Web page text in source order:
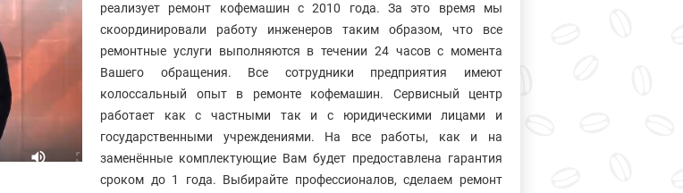
реализует ремонт кофемашин с 2010 года. За это время мы
скоординировали работу инженеров таким образом, что все
ремонтные услуги выполняются в течении 24 часов с момента
Вашего обращения. Все сотрудники предприятия имеют
колосcальный опыт в ремонте кофемашин. Сервисный центр
работает как с частными так и с юридическими лицами и
государственными учреждениями. На все работы, как и на
заменённые комплектующие Вам будет предоставлена гарантия
сроком до 1 года. Выбирайте профессионалов, сделаем ремонт